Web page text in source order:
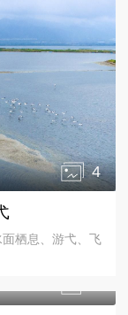
4
栖息、游弋、飞